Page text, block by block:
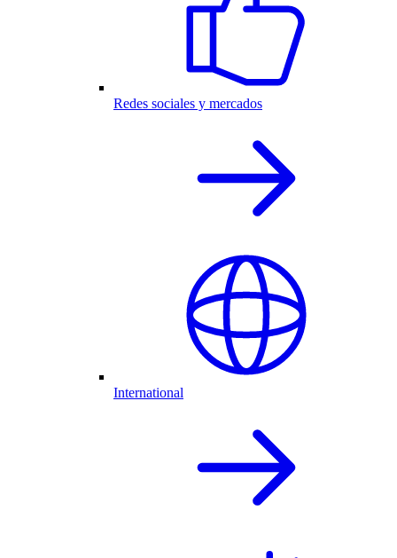
Redes sociales y mercados
International